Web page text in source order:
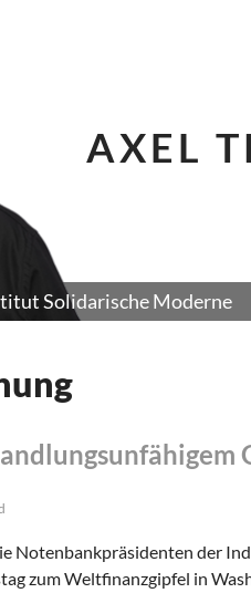
AXEL
Solidarische Moderne
Notenbankpräsidenten der
zum Weltfinanzgipfel in